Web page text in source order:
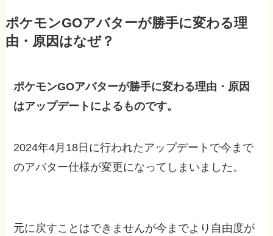
ポケモンGOアバターが勝手に変わる理
由・原因はなぜ？
ポケモンGOアバターが勝手に変わる理由・原因
はアップデートによるものです。
2024年4月18日に行われたアップデートで今まで
のアバター仕様が変更になってしまいました。
元に戻すことはできませんが今までより自由度が